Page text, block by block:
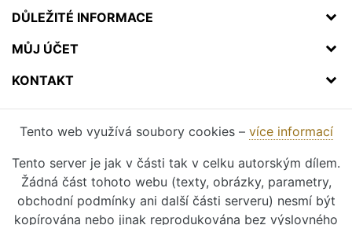
DŮLEŽITÉ INFORMACE
MŮJ ÚČET
KONTAKT
Tento web využívá soubory cookies – více informací
Tento server je jak v části tak v celku autorským dílem.
Žádná část tohoto webu (texty, obrázky, parametry,
obchodní podmínky ani další části serveru) nesmí být
kopírována nebo jinak reprodukována bez výslovného